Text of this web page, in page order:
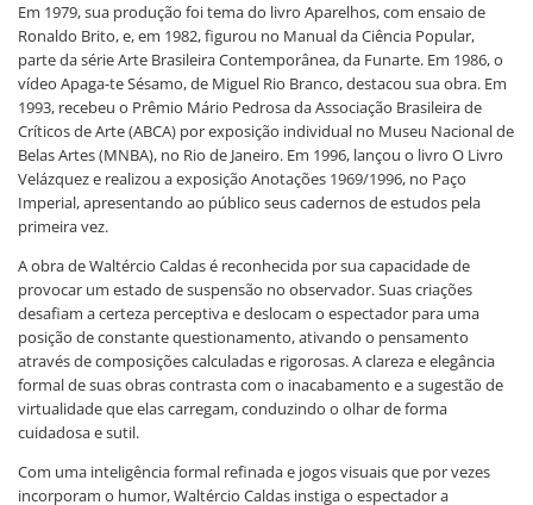
Em 1979, sua produção foi tema do livro Aparelhos, com ensaio de
Ronaldo Brito, e, em 1982, figurou no Manual da Ciência Popular,
parte da série Arte Brasileira Contemporânea, da Funarte. Em 1986, o
vídeo Apaga-te Sésamo, de Miguel Rio Branco, destacou sua obra. Em
1993, recebeu o Prêmio Mário Pedrosa da Associação Brasileira de
Críticos de Arte (ABCA) por exposição individual no Museu Nacional de
Belas Artes (MNBA), no Rio de Janeiro. Em 1996, lançou o livro O Livro
Velázquez e realizou a exposição Anotações 1969/1996, no Paço
Imperial, apresentando ao público seus cadernos de estudos pela
primeira vez.
A obra de Waltércio Caldas é reconhecida por sua capacidade de
provocar um estado de suspensão no observador. Suas criações
desafiam a certeza perceptiva e deslocam o espectador para uma
posição de constante questionamento, ativando o pensamento
através de composições calculadas e rigorosas. A clareza e elegância
formal de suas obras contrasta com o inacabamento e a sugestão de
virtualidade que elas carregam, conduzindo o olhar de forma
cuidadosa e sutil.
Com uma inteligência formal refinada e jogos visuais que por vezes
incorporam o humor, Waltércio Caldas instiga o espectador a